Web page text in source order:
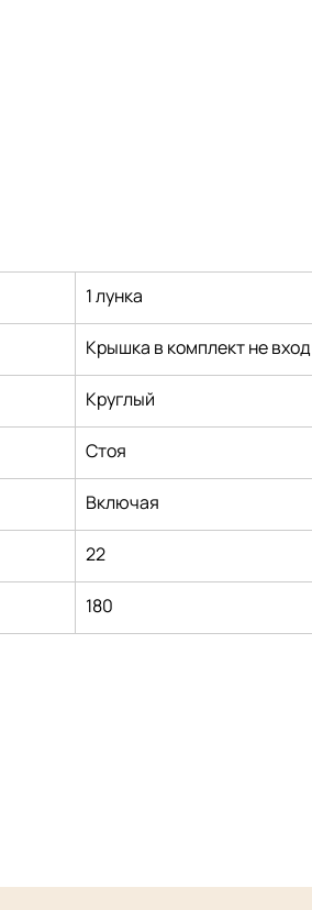
1 лунка
Крышка в комплект не
Круглый
Стоя
Включая
22
180